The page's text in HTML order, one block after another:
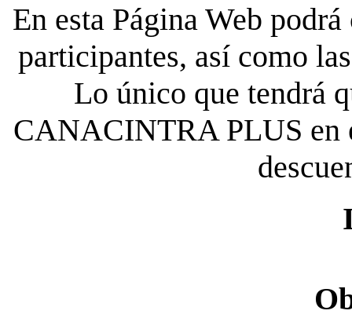
En esta Página Web
participantes, así como
Lo único que tendrá
CANACINTRA PLUS en